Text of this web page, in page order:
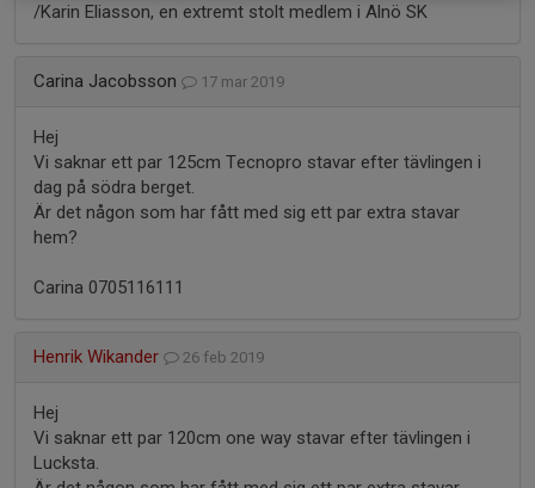
/Karin Eliasson, en extremt stolt medlem i Alnö SK
Carina Jacobsson 17 mar 2019
Hej
Vi saknar ett par 125cm Tecnopro stavar efter tävlingen i
dag på södra berget.
Är det någon som har fått med sig ett par extra stavar
hem?
Carina 0705116111
Henrik Wikander 26 feb 2019
Hej
Vi saknar ett par 120cm one way stavar efter tävlingen i
Lucksta.